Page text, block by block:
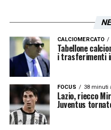
CALCIOMERCATO
Tabellone
i trasferimenti
FOCUS 38 minuti
Lazio, riecco
Juventus